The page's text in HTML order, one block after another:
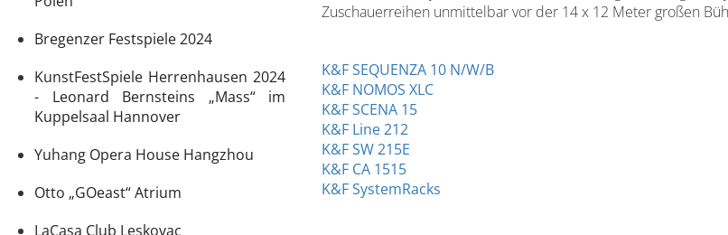
Bregenzer Festspiele 2024
KunstFestSpiele Herrenhausen 2024
- Leonard Bernsteins „Mass“ im
Kuppelsaal Hannover
Yuhang Opera House Hangzhou
Otto „GOeast“ Atrium
LaCasa Club Leskovac
Zuschauerreihen unmittelbar vor der 14 x 12 Meter großen
K&F SEQUENZA 10 N/W/B
K&F NOMOS XLC
K&F SCENA 15
K&F Line 212
K&F SW 215E
K&F CA 1515
K&F SystemRacks